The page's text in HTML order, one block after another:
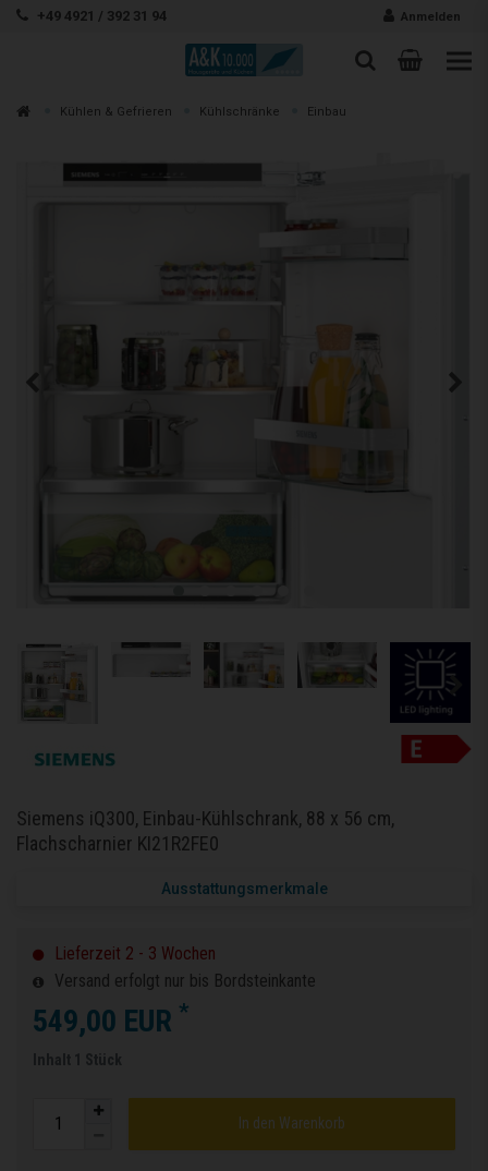
Zum Inhalt springen
+49 4921 / 392 31 94 Anmelden
Suche
Zur Kühlen & Gefrieren Kühlschränke Einbau
Siemens iQ300, Einbau-Kühlschrank, 88 x 56 cm,
Flachscharnier KI21R2FE0
Ausstattungsmerkmale
Lieferzeit 2 - 3 Wochen
Versand erfolgt nur bis Bordsteinkante
549,00 EUR *
Inhalt 1 Stück
In den Warenkorb